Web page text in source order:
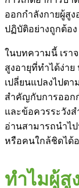
ออกกำลังกายผู้สูง
ปฏิบัติอย่างถูกต้อง
ในบทความนี้ เรา
สูงอายุที่ทำได้ง่า
เปลี่ยนแปลงไปตา
สำคัญกับการออกก
และข้อควรระวัง
อ่านสามารถนำไ
หรือคนใกล้ชิดได้
ทำไมผู้สู